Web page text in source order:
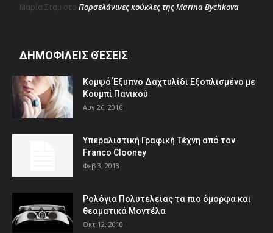
Μαρία Σταμ στο Πορσελάνινες κούκλες της Marina Bychkova
ΔΗΜΟΦΙΛΕΊΣ ΘΈΣΕΙΣ
Κομψό Έξυπνο Δαχτυλίδι Εξοπλισμένο με
Κουμπί Πανικού
Αυγ 26, 2016
Υπεραλιστική Γραφική Τέχνη από τον
Franco Clooney
Φεβ 3, 2013
Ρολόγια Πολυτελείας τα πιο όμορφα και
θεαματικά Μοντέλα
Οκτ 12, 2010